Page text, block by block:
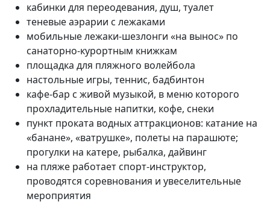
кабинки для переодевания, душ, туалет
теневые аэрарии с лежаками
мобильные лежаки-шезлонги «на вынос» по
санаторно-курортным книжкам
площадка для пляжного волейбола
настольные игры, теннис, бадбинтон
кафе-бар с живой музыкой, в меню которого
прохладительные напитки, кофе, снеки
пункт проката водныхаттракционов: катание на
«банане», «ватрушке», полеты на парашюте;
прогулки на катере, рыбалка, дайвинг
на пляже работает спорт-инструктор,
проводятся соревнования и увеселительные
мероприятия